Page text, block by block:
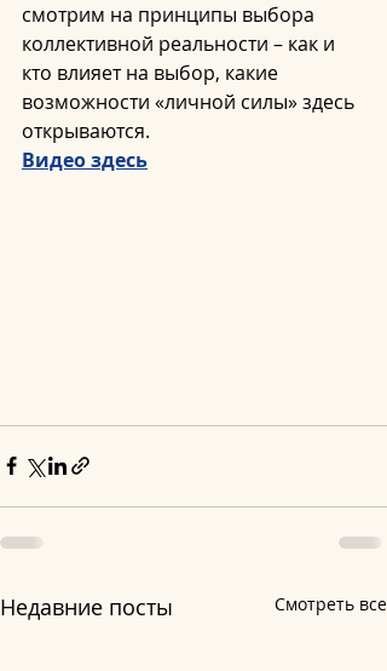
смотрим на принципы выбора
коллективной реальности – как и
кто влияет на выбор, какие
возможности «личной силы» здесь
открываются.
Видео здесь
Недавние посты Смотреть все